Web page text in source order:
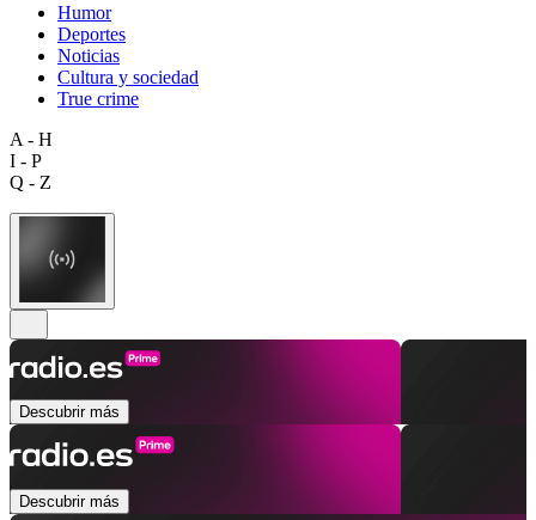
Humor
Deportes
Noticias
Cultura y sociedad
True crime
A - H
I - P
Q - Z
Descubrir más
Descubrir más